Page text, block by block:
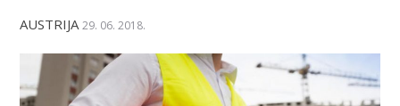
AUSTRIJA 29. 06. 2018.